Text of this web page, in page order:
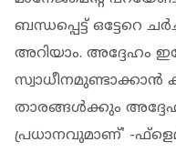
ബന്ധപ്പെട്ട് ഒട്ടേറെ
അറിയാം. അദ്ദേഹം
താരങ്ങള്‍ക്കും
പ്രധാനവുമാണ്' -